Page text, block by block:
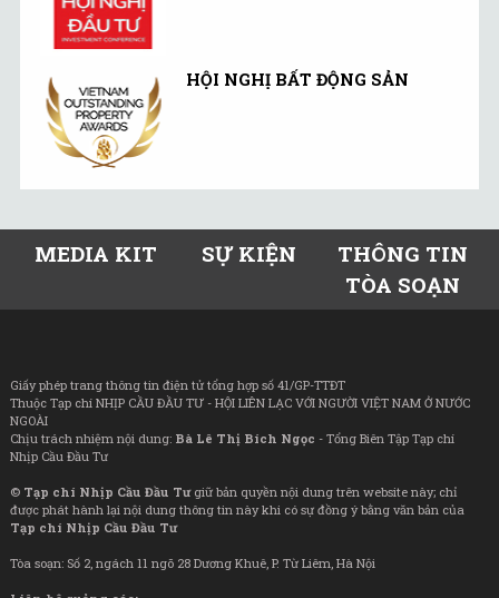
HỘI NGHỊ BẤT ĐỘNG SẢN
MEDIA KIT SỰ KIỆN
THÔNG TIN
TÒA SOẠN
Giấy phép trang thông tin điện tử tổng hợp số 41/GP-TTĐT
Thuộc Tạp chí NHỊP CẦU ĐẦU TƯ - HỘI LIÊN LẠC VỚI NGƯỜI VIỆT NAM Ở NƯỚC
NGOÀI
Chịu trách nhiệm nội dung: Bà Lê Thị Bích Ngọc - Tổng Biên Tập Tạp chí
Nhịp Cầu Đầu Tư
© Tạp chí Nhịp Cầu Đầu Tưgiữ bản quyền nội dung trên website này; chỉ
được phát hành lại nội dung thông tin này khi có sự đồng ý bằng văn bản của
Tạp chí Nhịp Cầu Đầu Tư
Tòa soạn: Số 2, ngách 11 ngõ 28 Dương Khuê, P. Từ Liêm, Hà Nội